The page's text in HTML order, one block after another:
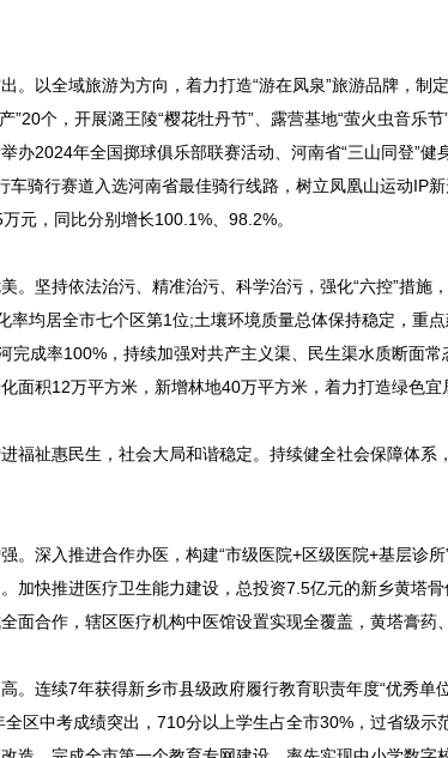
以全域旅游为方向，着力打造“游在凤泉”旅游品牌，制定
”20个，开展潞王陵“樱花牡丹节”、露营基地“萤火虫音乐
办2024年全国掷球俱乐部联赛活动、河南省“三山同登”
车骑行赛道入选河南省最佳骑行线路，树立凤凰山运动IP
元，同比分别增长100.1%、98.2%。
坚持依法治污、精准治污、科学治污，强化“六控”措施
率均居全市七个区第1位;土壤环境质量总体保持稳定，重
完成率100%，持续加强对共产主义渠、民生渠水质断面
面积12万平方米，新增林地40万平方米，着力打造绿色宜
祉惠民生，社会大局和谐稳定。持续健全社会保障体系
深入推进合作办医，构建“市级医院+区级医院+基层诊
加快推进医疗卫生能力建设，总投资7.5亿元的新乡黄塔
面合作，辖区医疗机构中医馆设置实现全覆盖，黄塔膏药
连续7年获得新乡市县级政府履行教育职责年度“优秀单
区中考成绩突出，710分以上学生占全市30%，过省级